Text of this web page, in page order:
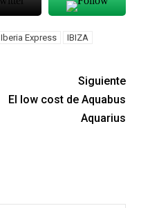
Iberia Express
IBIZA
Siguiente
El low cost de Aquabus
Aquarius